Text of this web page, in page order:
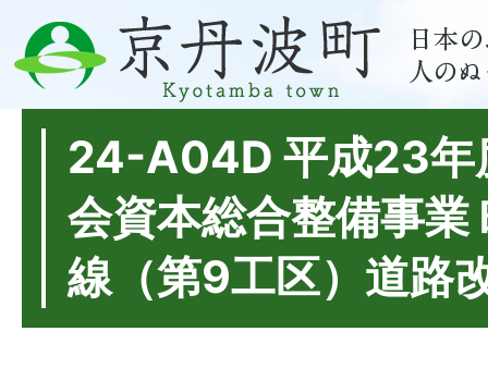
24-A04D 平成23年
会資本総合整備事業
線（第9工区）道路